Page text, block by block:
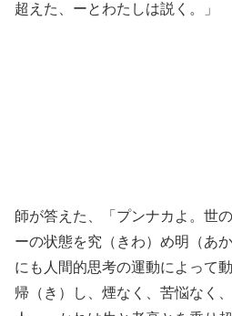
超えた、ーとわたしは説く。」
師が答えた、「プンナカよ。世
ーの状態を究（きわ）め明（あ
にも人間的思考の運動によって
帰（き）し、煙なく、苦悩なく